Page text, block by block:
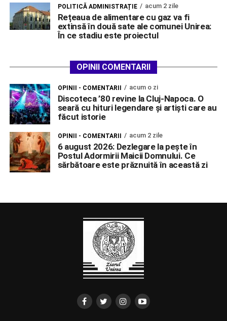
POLITICĂ ADMINISTRAȚIE acum 2 zile
Rețeaua de alimentare cu gaz va fi
extinsă în două sate ale comunei Unirea:
În ce stadiu este proiectul
OPINII COMENTARII
OPINII - COMENTARII acum o zi
Discoteca ’80 revine la Cluj-Napoca. O
seară cu hituri legendare și artiști care au
făcut istorie
OPINII - COMENTARII acum 2 zile
6 august 2026: Dezlegare la pește în
Postul Adormirii Maicii Domnului. Ce
sărbătoare este prăznuită în această zi